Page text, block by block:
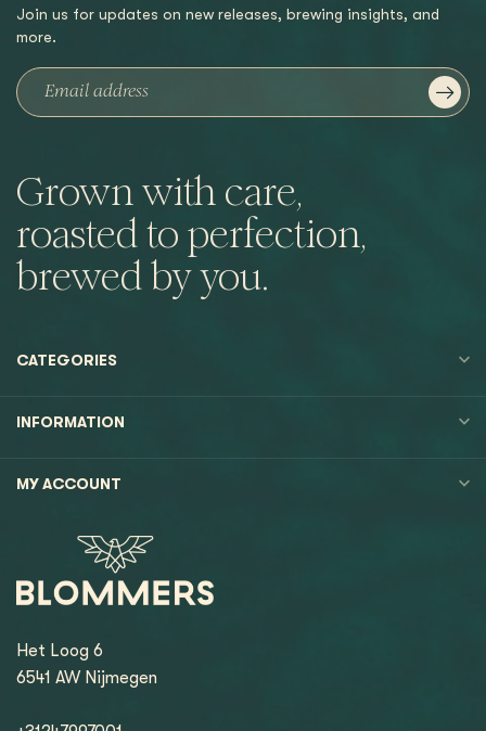
Grown with care,
roasted to perfection,
brewed by you.
Join us for updates on new releases, brewing insights, and
more.
CATEGORIES
INFORMATION
MY ACCOUNT
Het Loog 6
6541 AW Nijmegen